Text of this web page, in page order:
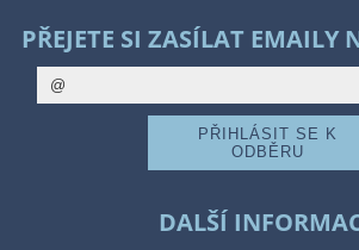
PŘEJETE SI ZASÍLAT EMAILY
DALŠÍ